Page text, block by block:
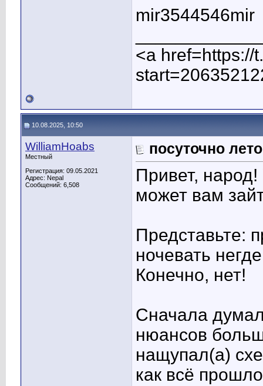
mir3544546mir
<a href=https://
10.08.2025, 10:50
WilliamHoabs
Местный
Регистрация: 09.05.2021
Адрес: Nepal
Сообщений: 6,508
посуточно
Привет, народ!
может вам
Представьте:
ночевать
Конечно, нет!
Сначала
нюансов
нащупал(а)
как всё